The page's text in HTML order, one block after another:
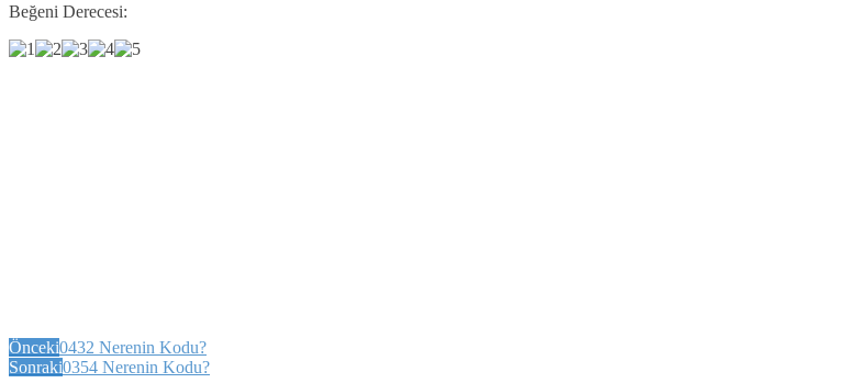
Beğeni Derecesi:
Önceki0432 Nerenin Kodu?
Sonraki0354 Nerenin Kodu?